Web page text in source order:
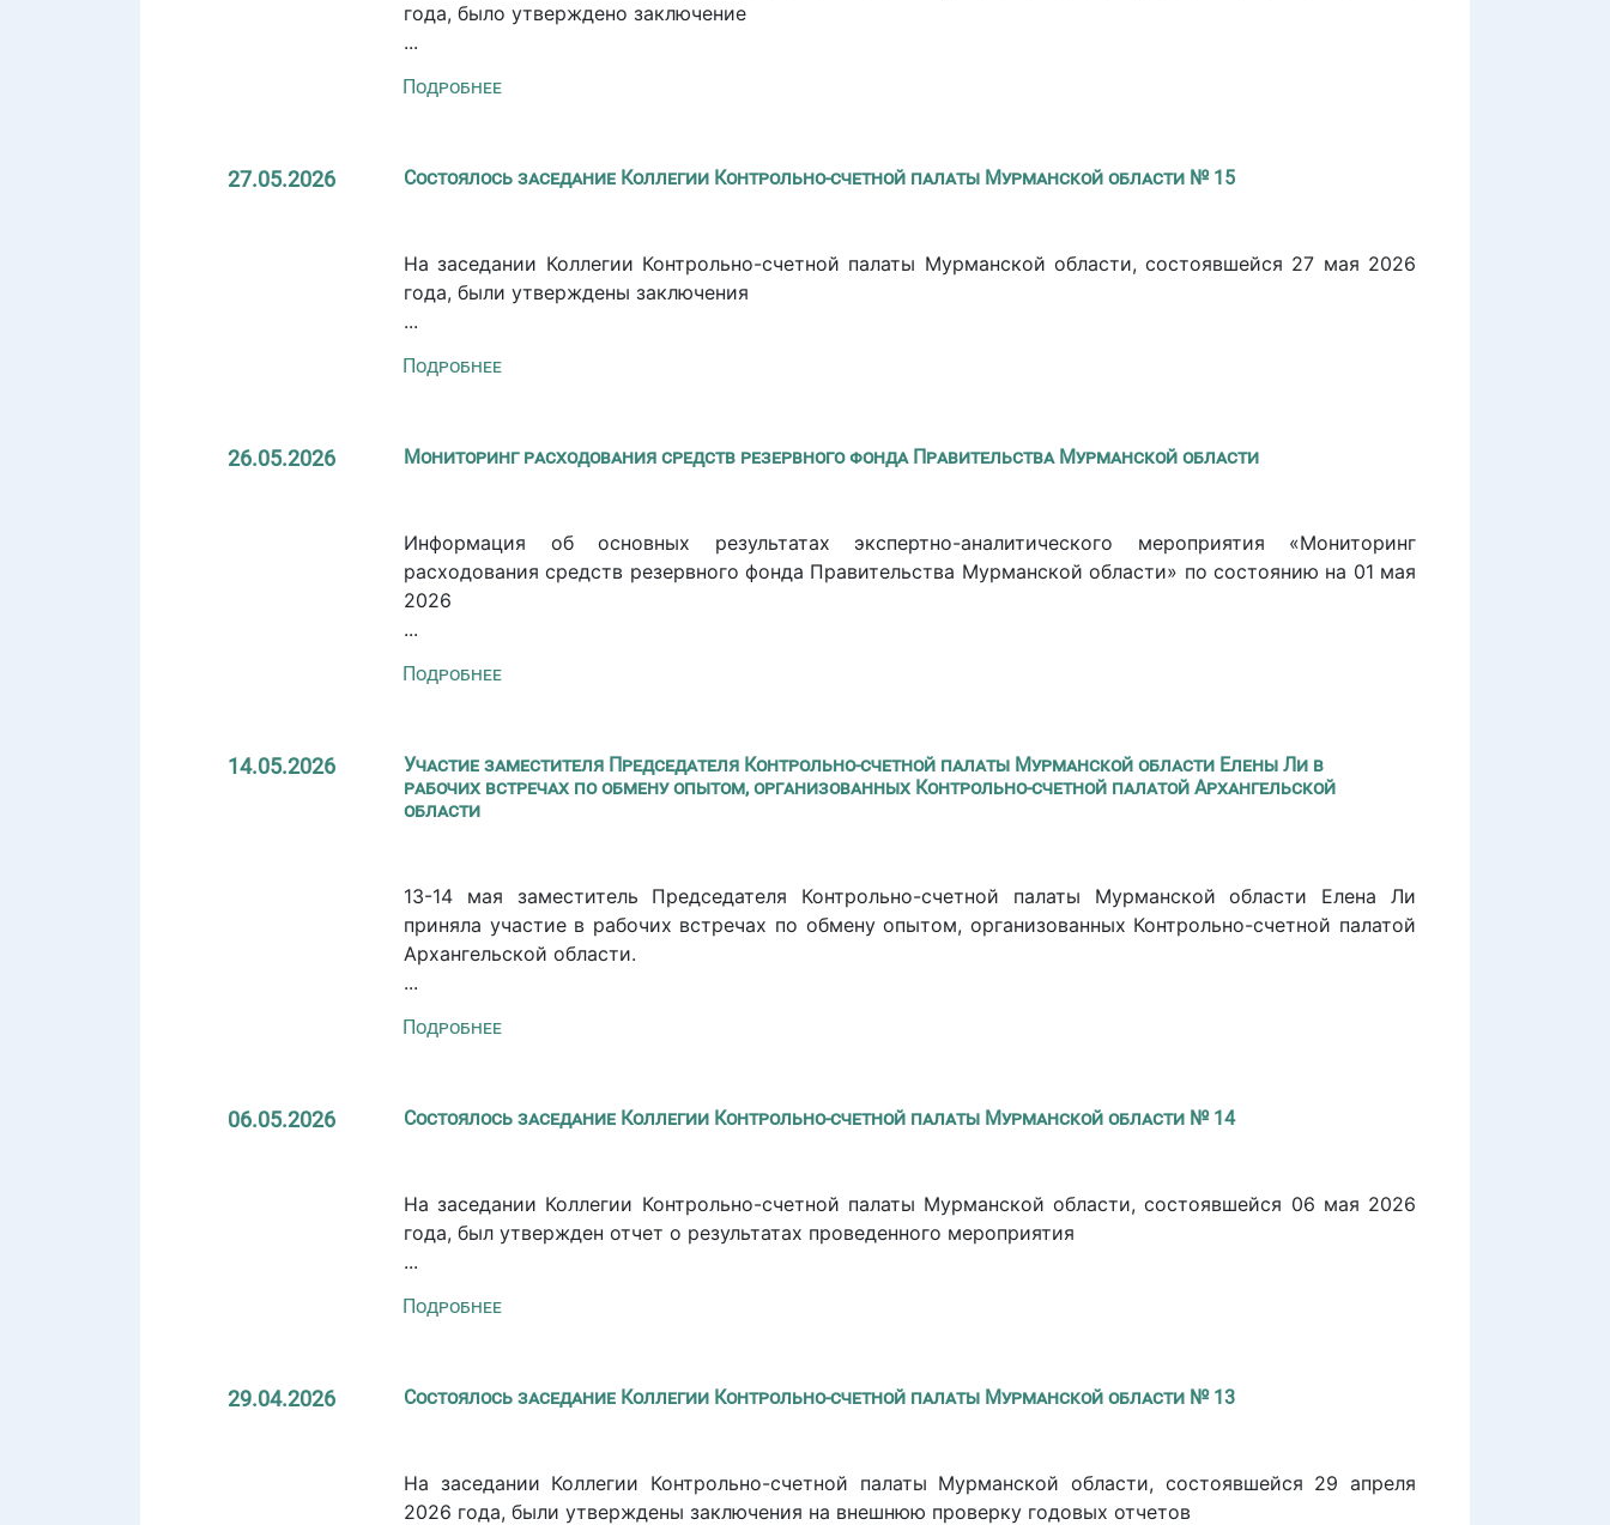
года, было утверждено заключение
...
Подробнее
27.05.2026 Состоялось заседание Коллегии Контрольно-счетной палаты Мурманской области № 15
На заседании Коллегии Контрольно-счетной палаты Мурманской области, состоявшейся 27 мая 2026
года, были утверждены заключения
...
Подробнее
26.05.2026 Мониторинг расходования средств резервного фонда Правительства Мурманской области
Информация об основных результатах экспертно-аналитического мероприятия «Мониторинг
расходования средств резервного фонда Правительства Мурманской области» по состоянию на 01 мая
2026
...
Подробнее
14.05.2026
Участие заместителя Председателя Контрольно-счетной палаты Мурманской области Елены Ли в
рабочих встречах по обмену опытом, организованных Контрольно-счетной палатой Архангельской
области
13-14 мая заместитель Председателя Контрольно-счетной палаты Мурманской области Елена Ли
приняла участие в рабочих встречах по обмену опытом, организованных Контрольно-счетной палатой
Архангельской области.
...
Подробнее
06.05.2026 Состоялось заседание Коллегии Контрольно-счетной палаты Мурманской области № 14
На заседании Коллегии Контрольно-счетной палаты Мурманской области, состоявшейся 06 мая 2026
года, был утвержден отчет о результатах проведенного мероприятия
...
Подробнее
29.04.2026 Состоялось заседание Коллегии Контрольно-счетной палаты Мурманской области № 13
На заседании Коллегии Контрольно-счетной палаты Мурманской области, состоявшейся 29 апреля
2026 года, были утверждены заключения на внешнюю проверку годовых отчетов